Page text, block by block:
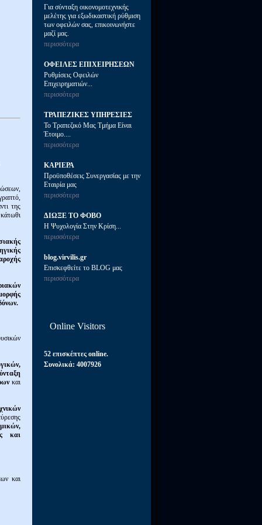
της
και
και
και
13/03/2020
Κόκκινα Δάνεια..
Αναστολές Πληρωμών..
Ελαστικές Ρυθμίσεις..
Κατάργηση Προκαταβολών..
14/02/2020
Πυριτιδαποθήκη..
Τα Κόκκινα Δάνεια..
Για σύνταξη οικονομοτεχνικής
μελέτης για εξωδικαστική ρύθμιση
των οφειλών σας, επικοινωνήστε
μαζί μας.
περισσότερα
ΟΦΕΙΛΕΣ ΕΠΙΧΕΙΡΗΣΕΩΝ
Ρυθμίσεις Οφειλών
Επιχειρηματιών...
περισσότερα
ΤΡΑΠΕΖΙΚΕΣ ΥΠΗΡΕΣΙΕΣ
Το Τραπεζικό Μας Τμήμα Είναι
Έτοιμο....
περισσότερα
ΚΑΡΙΕΡΑ
Προϋποθέσεις Συνεργασίας με την
Εταιρία μας
περισσότερα
ΔΙΩΞΕ ΤΟ ΦΟΒΟ
Η Ψυχολογία Στην Κρίση...
περισσότερα
blog.virvilis.gr
Επισκεφθείτε το BLOG μας
περισσότερα
Online Visitors
52 επισκέπτες online.
Συνολικά: 4007926